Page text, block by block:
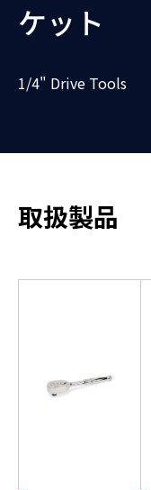
ケット
1/4" Drive Tools
取扱製品